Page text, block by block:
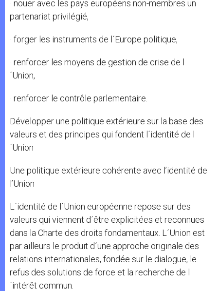
· nouer avec les pays européens non-membres un
partenariat privilégié,
· forger les instruments de l´Europe politique,
· renforcer les moyens de gestion de crise de l
´Union,
· renforcer le contrôle parlementaire.
Développer une politique extérieure sur la base des
valeurs et des principes qui fondent l´identité de l
´Union
Une politique extérieure cohérente avec l’identité de
l’Union
L´identité de l´Union européenne repose sur des
valeurs qui viennent d´être explicitées et reconnues
dans la Charte des droits fondamentaux. L´Union est
par ailleurs le produit d´une approche originale des
relations internationales, fondée sur le dialogue, le
refus des solutions de force et la recherche de l
´intérêt commun.